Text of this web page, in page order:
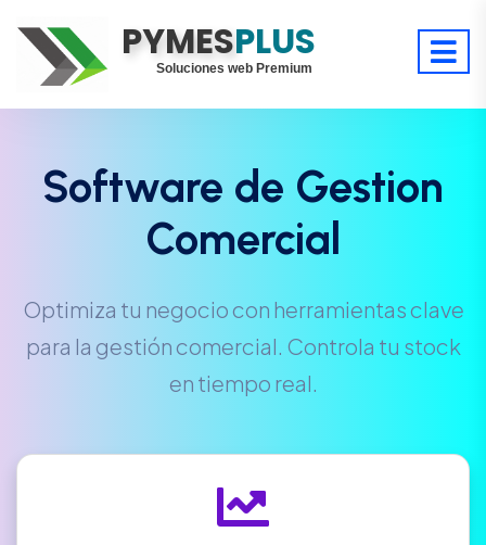
PYMESPLUS
Digitaliza tu éxito
Soluciones web Premium
Software de Gestion
Comercial
Optimiza tu negocio con herramientas clave
para la gestión comercial. Controla tu stock
en tiempo real.